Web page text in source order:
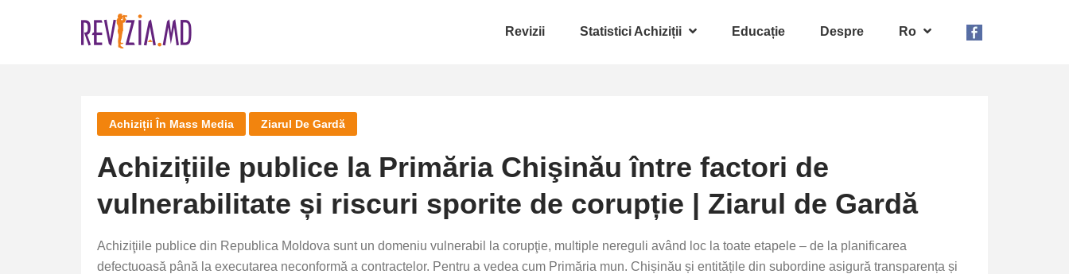
Revizii Statistici Achiziții Educație Despre Ro
Achiziții În Mass Media Ziarul De Gardă
Achizițiile publice la Primăria Chişinău între factori de
vulnerabilitate și riscuri sporite de corupție | Ziarul de Gardă
Achiziţiile publice din Republica Moldova sunt un domeniu vulnerabil la corupţie, multiple nereguli având loc la toate etapele – de la planificarea
defectuoasă până la executarea neconformă a contractelor. Pentru a vedea cum Primăria mun. Chișinău și entitățile din subordine asigură transparența și